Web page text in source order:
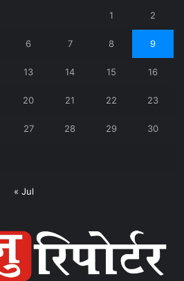
1 2
6 7 8 9
13 14 15 16
20 21 22 23
27 28 29 30
« Jul